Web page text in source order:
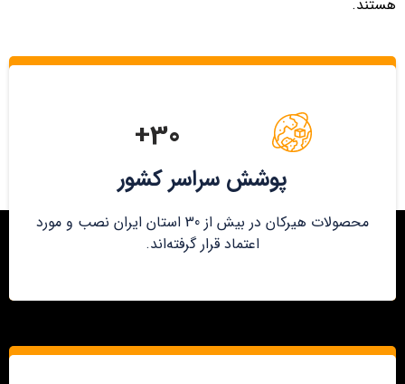
هستند.
30+
پوشش سراسر کشور
محصولات هیرکان در بیش از 30 استان ایران نصب و مورد
اعتماد قرار گرفته‌اند.